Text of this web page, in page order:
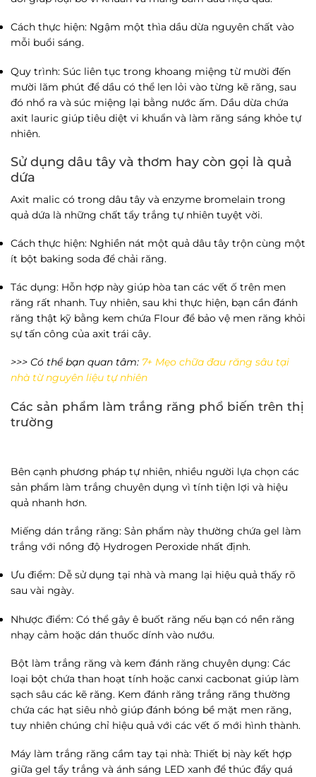
Cách thực hiện: Ngậm một thìa dầu dừa nguyên chất vào
mỗi buổi sáng.
Quy trình: Súc liên tục trong khoang miệng từ mười đến
mười lăm phút để dầu có thể len lỏi vào từng kẽ răng, sau
đó nhổ ra và súc miệng lại bằng nước ấm. Dầu dừa chứa
axit lauric giúp tiêu diệt vi khuẩn và làm răng sáng khỏe tự
nhiên.
Sử dụng dâu tây và thơm hay còn gọi là quả
dứa
Axit malic có trong dâu tây và enzyme bromelain trong
quả dứa là những chất tẩy trắng tự nhiên tuyệt vời.
Cách thực hiện: Nghiền nát một quả dâu tây trộn cùng một
ít bột baking soda để chải răng.
Tác dụng: Hỗn hợp này giúp hòa tan các vết ố trên men
răng rất nhanh. Tuy nhiên, sau khi thực hiện, bạn cần đánh
răng thật kỹ bằng kem chứa Flour để bảo vệ men răng khỏi
sự tấn công của axit trái cây.
>>> Có thể bạn quan tâm: 7+ Mẹo chữa đau răng sâu tại
nhà từ nguyên liệu tự nhiên
Các sản phẩm làm trắng răng phổ biến trên thị
trường
Bên cạnh phương pháp tự nhiên, nhiều người lựa chọn các
sản phẩm làm trắng chuyên dụng vì tính tiện lợi và hiệu
quả nhanh hơn.
Miếng dán trắng răng: Sản phẩm này thường chứa gel làm
trắng với nồng độ Hydrogen Peroxide nhất định.
Ưu điểm: Dễ sử dụng tại nhà và mang lại hiệu quả thấy rõ
sau vài ngày.
Nhược điểm: Có thể gây ê buốt răng nếu bạn có nền răng
nhạy cảm hoặc dán thuốc dính vào nướu.
Bột làm trắng răng và kem đánh răng chuyên dụng: Các
loại bột chứa than hoạt tính hoặc canxi cacbonat giúp làm
sạch sâu các kẽ răng. Kem đánh răng trắng răng thường
chứa các hạt siêu nhỏ giúp đánh bóng bề mặt men răng,
tuy nhiên chúng chỉ hiệu quả với các vết ố mới hình thành.
Máy làm trắng răng cầm tay tại nhà: Thiết bị này kết hợp
giữa gel tẩy trắng và ánh sáng LED xanh để thúc đẩy quá